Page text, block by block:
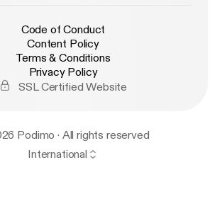
Code of Conduct
Content Policy
Terms & Conditions
Privacy Policy
SSL Certified Website
Podimo · All rights reserved
International